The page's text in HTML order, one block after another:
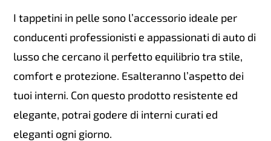
I tappetini in pelle sono l’accessorio ideale per
conducenti professionisti e appassionati di auto di
lusso che cercano il perfetto equilibrio tra stile,
comfort e protezione. Esalteranno l’aspetto dei
tuoi interni. Con questo prodotto resistente ed
elegante, potrai godere di interni curati ed
eleganti ogni giorno.